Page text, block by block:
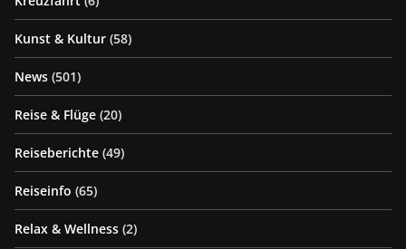
Kunst & Kultur (58)
News (501)
Reise & Flüge (20)
Reiseberichte (49)
Reiseinfo (65)
Relax & Wellness (2)